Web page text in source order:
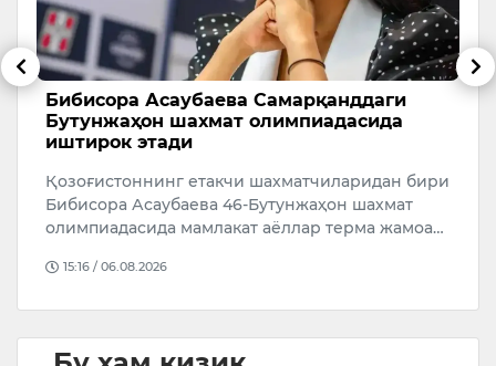
Бибисора Асаубаева Самарқанддаги
Бутунжаҳон шахмат олимпиадасида
иштирок этади
Қозоғистоннинг етакчи шахматчиларидан бири
Бибисора Асаубаева 46-Бутунжаҳон шахмат
олимпиадасида мамлакат аёллар терма жамоа…
15:16 / 06.08.2026